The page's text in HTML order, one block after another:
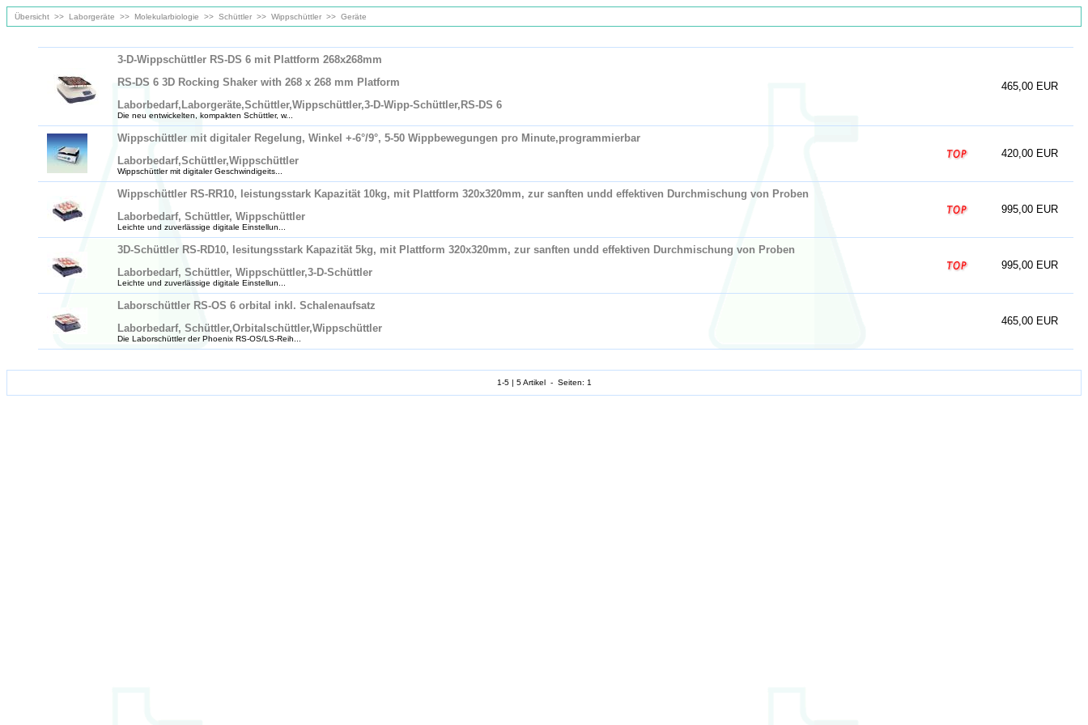
Übersicht >> Laborgeräte >> Molekularbiologie >> Schüttler >> Wippschüttler >> Geräte
3-D-Wippschüttler RS-DS 6 mit Plattform 268x268mm
RS-DS 6 3D Rocking Shaker with 268 x 268 mm Platform
Laborbedarf,Laborgeräte,Schüttler,Wippschüttler,3-D-Wipp-Schüttler,RS-DS 6
Die neu entwickelten, kompakten Schüttler, w...
465,00 EUR
Wippschüttler mit digitaler Regelung, Winkel +-6°/9°, 5-50 Wippbewegungen pro Minute,programmierbar
Laborbedarf,Schüttler,Wippschüttler
Wippschüttler mit digitaler Geschwindigeits...
420,00 EUR
Wippschüttler RS-RR10, leistungsstark Kapazität 10kg, mit Plattform 320x320mm, zur sanften undd effektiven Durchmischung von Proben
Laborbedarf, Schüttler, Wippschüttler
Leichte und zuverlässige digitale Einstellun...
995,00 EUR
3D-Schüttler RS-RD10, lesitungsstark Kapazität 5kg, mit Plattform 320x320mm, zur sanften undd effektiven Durchmischung von Proben
Laborbedarf, Schüttler, Wippschüttler,3-D-Schüttler
Leichte und zuverlässige digitale Einstellun...
995,00 EUR
Laborschüttler RS-OS 6 orbital inkl. Schalenaufsatz
Laborbedarf, Schüttler,Orbitalschüttler,Wippschüttler
Die Laborschüttler der Phoenix RS-OS/LS-Reih...
465,00 EUR
1-5 | 5 Artikel - Seiten: 1